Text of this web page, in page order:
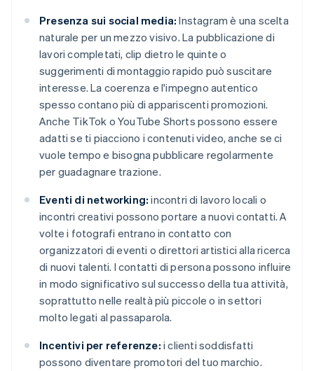
Presenza sui social media: Instagram è una scelta
naturale per un mezzo visivo. La pubblicazione di
lavori completati, clip dietro le quinte o
suggerimenti di montaggio rapido può suscitare
interesse. La coerenza e l'impegno autentico
spesso contano più di appariscenti promozioni.
Anche TikTok o YouTube Shorts possono essere
adatti se ti piacciono i contenuti video, anche se ci
vuole tempo e bisogna pubblicare regolarmente
per guadagnare trazione.
Eventi di networking: incontri di lavoro locali o
incontri creativi possono portare a nuovi contatti. A
volte i fotografi entrano in contatto con
organizzatori di eventi o direttori artistici alla ricerca
di nuovi talenti. I contatti di persona possono influire
in modo significativo sul successo della tua attività,
soprattutto nelle realtà più piccole o in settori
molto legati al passaparola.
Incentivi per referenze: i clienti soddisfatti
possono diventare promotori del tuo marchio.